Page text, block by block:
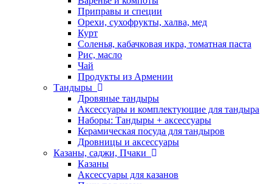
Приправы и специи
Орехи, сухофрукты, халва, мед
Курт
Соленья, кабачковая икра, томатная паста
Рис, масло
Чай
Продукты из Армении
Тандыры
Дровяные тандыры
Аксессуары и комплектующие для тандыра
Наборы: Тандыры + аксессуары
Керамическая посуда для тандыров
Дровницы и аксессуары
Казаны, саджи, Пчаки
Казаны
Аксессуары для казанов